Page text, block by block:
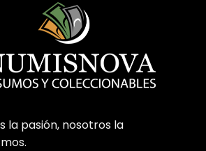
la pasión, nosotros la